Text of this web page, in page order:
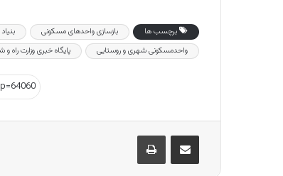
برچسب ها بازسازی واحدهای مسکونی
واحد‌مسکونی شهری‌ و‌ روستایی
پایگاه خبری وزارت راه
اشتراک گذاری از طریق ایمیل چاپ